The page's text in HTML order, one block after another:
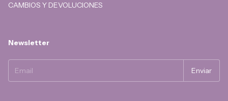
CAMBIOS Y DEVOLUCIONES
Newsletter